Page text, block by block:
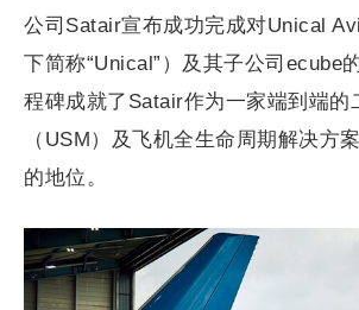
公司Satair宣布成功完成对Unical
下简称“Unical”）及其子公司ecube
程碑成就了Satair作为一家端到端的
（USM）及飞机全生命周期解决方
的地位。